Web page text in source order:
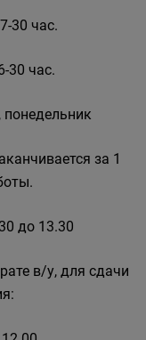
30 час.
30 час.
понедельник
за 1
до 13.30
в/у, для сдачи